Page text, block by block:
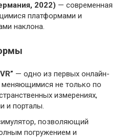
2022) — современная
платформами и
наклона.
— одно из первых онлайн-
меняющимися не только по
измерениях,
и порталы.
позволяющий
погружением и